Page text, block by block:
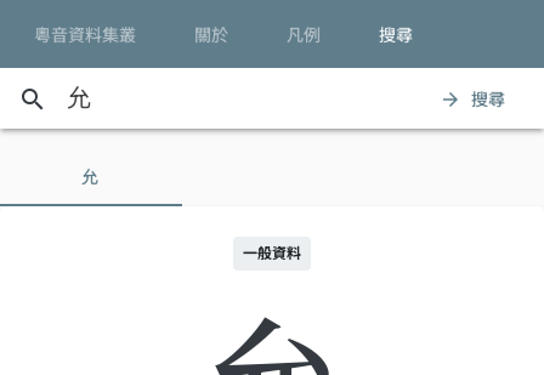
粵音資料集叢 關於 凡例 搜尋
search arrow_forward 搜尋
允
一般資料